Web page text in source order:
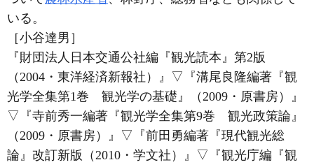
いる。
［小谷達男］
『財団法人日本交通公社編『観光読本』第2版
（2004・東洋経済新報社）』 ▽ 『溝尾良隆編著『観
光学全集第1巻 観光学の基礎』（2009・原書房）』
▽ 『寺前秀一編著『観光学全集第9巻 観光政策論』
（2009・原書房）』 ▽ 『前田勇編著『現代観光総
論』改訂新版（2010・学文社）』 ▽ 『観光庁編『観